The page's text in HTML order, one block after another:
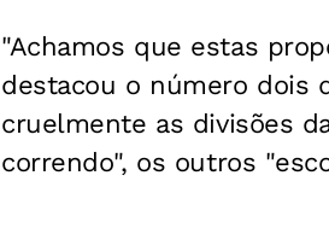
"Achamos que estas
destacou o número dois
cruelmente as divisões
correndo", os outros